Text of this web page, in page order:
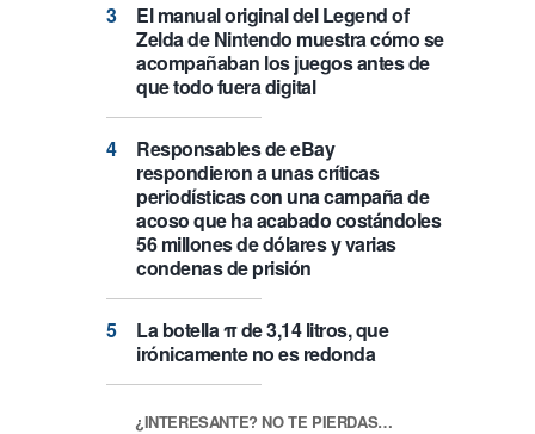
El manual original del Legend of
Zelda de Nintendo muestra cómo se
acompañaban los juegos antes de
que todo fuera digital
Responsables de eBay
respondieron a unas críticas
periodísticas con una campaña de
acoso que ha acabado costándoles
56 millones de dólares y varias
condenas de prisión
La botella π de 3,14 litros, que
irónicamente no es redonda
¿INTERESANTE? NO TE PIERDAS…